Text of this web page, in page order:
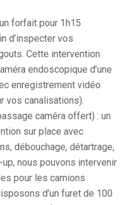
forfait pour 1h15
d’inspecter vos
Cette intervention
endoscopique d’une
enregistrement vidéo
vos canalisations).
caméra offert) : un
sur place avec
débouchage, détartrage,
nous pouvons intervenir
pour les camions
d’un furet de 100